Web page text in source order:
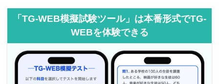
「TG-WEB模擬試験ツール」は本番形式でTG-
WEBを体験できる